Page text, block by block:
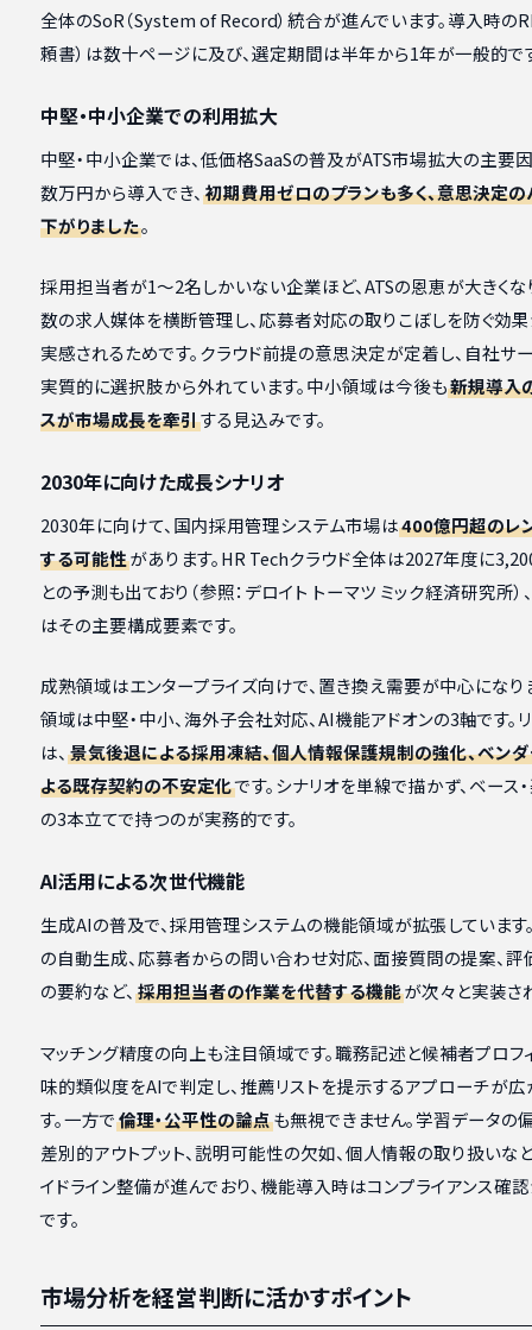
全体のSoR（System of Record）統合が進んでいます。導入時の
頼書）は数十ページに及び、選定期間は半年から1年が一般的で
中堅・中小企業での利用拡大
中堅・中小企業では、低価格SaaSの普及がATS市場拡大の主要
数万円から導入でき、 初期費用ゼロのプランも多く、意思決定
下がりました。
採用担当者が1〜2名しかいない企業ほど、ATSの恩恵が大きくな
数の求人媒体を横断管理し、応募者対応の取りこぼしを防ぐ効
実感されるためです。クラウド前提の意思決定が定着し、自社サ
実質的に選択肢から外れています。中小領域は今後も新規導入
スが市場成長を牽引する見込みです。
2030年に向けた成長シナリオ
2030年に向けて、国内採用管理システム市場は400億円超のレ
する可能性があります。HR Techクラウド全体は2027年度に
との予測も出ており（参照：デロイト トーマツ ミック経済研究所）
はその主要構成要素です。
成熟領域はエンタープライズ向けで、置き換え需要が中心になり
領域は中堅・中小、海外子会社対応、AI機能アドオンの3軸です。
は、 景気後退による採用凍結、個人情報保護規制の強化、ベン
よる既存契約の不安定化です。シナリオを単線で描かず、ベース
の3本立てで持つのが実務的です。
AI活用による次世代機能
生成AIの普及で、採用管理システムの機能領域が拡張しています
の自動生成、応募者からの問い合わせ対応、面接質問の提案、評
の要約など、 採用担当者の作業を代替する機能が次々と実装さ
マッチング精度の向上も注目領域です。職務記述と候補者プロフ
味的類似度をAIで判定し、推薦リストを提示するアプローチが広
す。一方で倫理・公平性の論点も無視できません。学習データの
差別的アウトプット、説明可能性の欠如、個人情報の取り扱いな
イドライン整備が進んでおり、機能導入時はコンプライアンス確
です。
市場分析を経営判断に活かすポイント